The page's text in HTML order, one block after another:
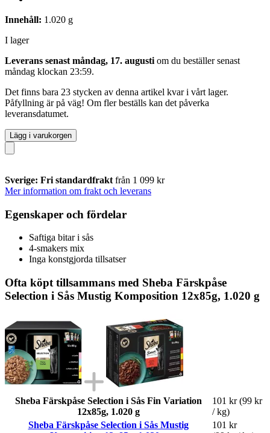
Innehåll: 1.020 g
I lager
Leverans senast måndag, 17. augusti om du beställer senast
måndag klockan 23:59.
Det finns bara 23 stycken av denna artikel kvar i vårt lager.
Påfyllning är på väg! Om fler beställs kan det påverka
leveransdatumet.
Lägg i varukorgen
Sverige: Fri standardfrakt från 1 099 kr
Mer information om frakt och leverans
Egenskaper och fördelar
Saftiga bitar i sås
4-smakers mix
Inga konstgjorda tillsatser
Ofta köpt tillsammans med Sheba Färskpåse
Selection i Sås Mustig Komposition 12x85g, 1.020 g
Sheba Färskpåse Selection i Sås Fin Variation
12x85g, 1.020 g
101 kr (99 kr
/ kg)
Sheba Färskpåse Selection i Sås Mustig
101 kr